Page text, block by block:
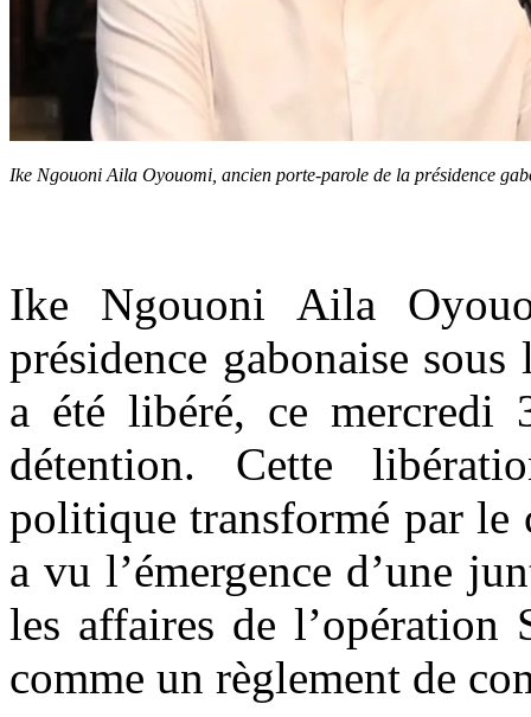
Ike Ngouoni Aila Oyouomi, ancien porte-parole de la présidence
Ike Ngouoni Aila
présidence gabonaise
a été libéré, ce mercredi
détention. Cette
politique transformé par le
a vu l’émergence d’une
les affaires de l’opération
comme un règlement de